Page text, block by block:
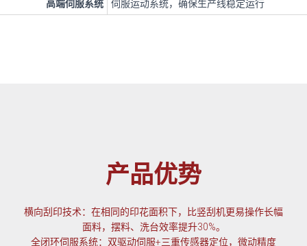
高端伺服系统 伺服运动系统，确保生产线稳定运行
产品优势
横向刮印技术：在相同的印花面积下，比竖刮机更易操作长幅
面料，摆料、洗台效率提升30%。
全闭环伺服系统：双驱动伺服+三重传感器定位，微动精度